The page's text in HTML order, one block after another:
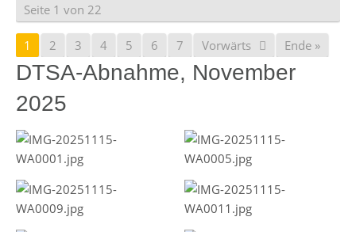
Seite 1 von 22
1 2 3 4 5 6 7 Vorwärts Ende »
DTSA-Abnahme, November
2025